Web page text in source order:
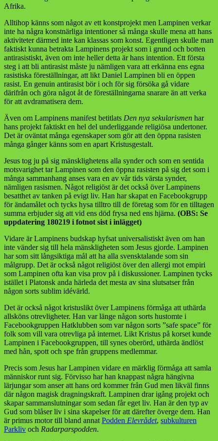
Afrika.
Alltihop känns som något av ett konstprojekt men Lampinen verkar
inte ha några konstnärliga intentioner så många skulle mena att hans
aktiviteter därmed inte kan klassas som konst. Egentligen skulle man
faktiskt kunna betrakta Lampinens projekt som i grund och botten
antirasistiskt, även om inte heller detta är hans intention. Ett första
steg i att bli antirasist måste ju nämligen vara att erkänna ens egna
rasistiska föreställningar, att likt Daniel Lampinen bli en öppen
rasist. En genuin antirasist bör i och för sig försöka gå vidare
därifrån och göra något åt de föreställningarna snarare än att verka
för att avdramatisera dem.
Även om Lampinens manifest betitlats Den nya sekularismen har
hans projekt faktiskt en hel del underliggande religiösa undertoner.
Det är oväntat många egenskaper som gör att den öppna rasisten
många gånger känns som en apart Kristusgestalt.
Jesus tog ju på sig mänsklighetens alla synder och som en sentida
motsvarighet tar Lampinen som den öppna rasisten på sig det som i
många sammanhang anses vara en av vår tids värsta synder,
nämligen rasismen. Något religiöst är det också över Lampinens
besatthet av tanken på evigt liv. Han har skapat en Facebookgrupp
för ändamålet och tycks hysa tilltro till de företag som för en tilltagen
summa erbjuder sig att vid ens död frysa ned ens hjärna. (OBS: Se
uppdatering 180219 i fotnot sist i inlägget)
Vidare är Lampinens budskap hyfsat universalistiskt även om han
inte vänder sig till hela mänskligheten som Jesus gjorde. Lampinen
har som sitt långsiktiga mål att ha alla svensktalande som sin
målgrupp. Det är också något religiöst över den allergi mot empiri
som Lampinen ofta kan visa prov på i diskussioner. Lampinen tycks
istället i Platonsk anda härleda det mesta av sina slutsatser från
någon sorts sublim idévärld.
Det är också något kristuslikt över Lampinens förmåga att uthärda
allsköns otrevligheter. Han var länge någon sorts hustomte i
Facebookgruppen Hatklubben som var någon sorts ”safe space” för
folk som vill vara otrevliga på internet. Likt Kristus på korset kunde
Lampinen i Facebookgruppen, till synes oberörd, uthärda ändlöst
med hån, spott och spe från gruppens medlemmar.
Precis som Jesus har Lampinen vidare en märklig förmåga att samla
människor runt sig. Förvisso har han knappast några hängivna
lärjungar som anser att hans ord kommer från Gud men likväl finns
där någon magisk dragningskraft. Lampinen drar igång projekt och
skapar sammanslutningar som sedan får eget liv. Han är den typ av
Gud som blåser liv i sina skapelser för att därefter överge dem. Han
är primus motor till bland annat Podden Elevrådet, subkulturen
Parkliv och Radarparspodden.